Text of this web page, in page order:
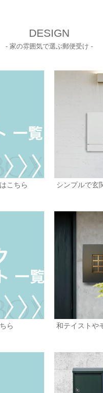
DESIGN
- 家の雰囲気で選ぶ郵便受け -
こちら
シンプルで玄
ら
和テイストや